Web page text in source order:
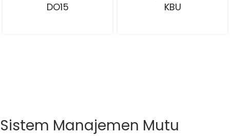
DO15 KBU
Sistem Manajemen Mutu